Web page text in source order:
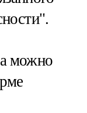
можно